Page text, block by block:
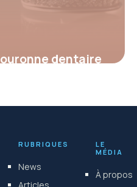
dentaire
RUBRIQUES
News
Articles
LE
MÉDIA
À propos